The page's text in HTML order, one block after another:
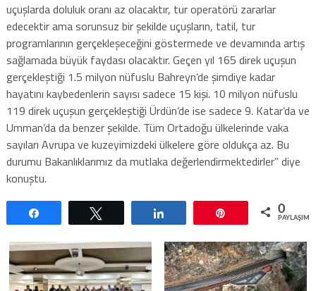
uçuşlarda doluluk oranı az olacaktır, tur operatörü zararlar
edecektir ama sorunsuz bir şekilde uçuşların, tatil, tur
programlarının gerçekleşeceğini göstermede ve devamında artış
sağlamada büyük faydası olacaktır. Geçen yıl 165 direk uçuşun
gerçekleştiği 1.5 milyon nüfuslu Bahreyn’de şimdiye kadar
hayatını kaybedenlerin sayısı sadece 15 kişi. 10 milyon nüfuslu
119 direk uçuşun gerçekleştiği Ürdün’de ise sadece 9. Katar’da ve
Umman’da da benzer şekilde. Tüm Ortadoğu ülkelerinde vaka
sayıları Avrupa ve kuzeyimizdeki ülkelere göre oldukça az. Bu
durumu Bakanlıklarımız da mutlaka değerlendirmektedirler” diye
konuştu.
0